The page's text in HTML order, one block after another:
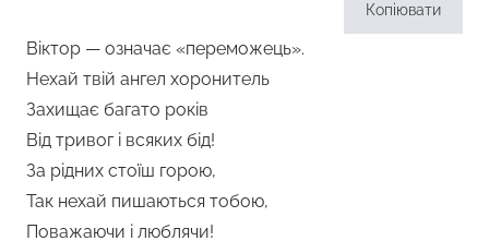
Копіювати
Віктор — означає «переможець».
Нехай твій ангел хоронитель
Захищає багато років
Від тривог і всяких бід!
За рідних стоїш горою,
Так нехай пишаються тобою,
Поважаючи і люблячи!